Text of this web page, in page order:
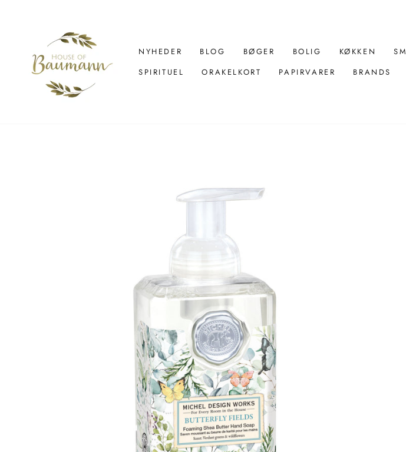
NYHEDER BLOG BØGER BOLIG KØKKEN
SPIRITUEL
ORAKELKORT PAPIRVARER BRANDS